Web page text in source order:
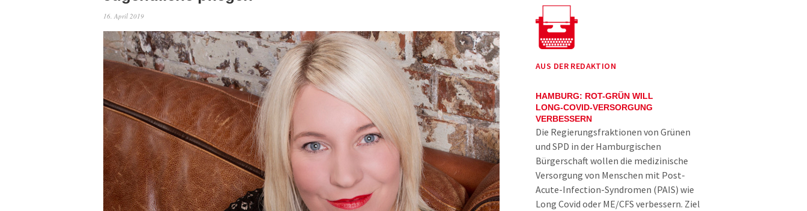
16. April 2019
AUS DER REDAKTION
HAMBURG: ROT-GRÜN WILL
LONG-COVID-VERSORGUNG
VERBESSERN
Die Regierungsfraktionen von Grünen
und SPD in der Hamburgischen
Bürgerschaft wollen die medizinische
Versorgung von Menschen mit Post-
Acute-Infection-Syndromen (PAIS) wie
Long Covid oder ME/CFS verbessern. Ziel